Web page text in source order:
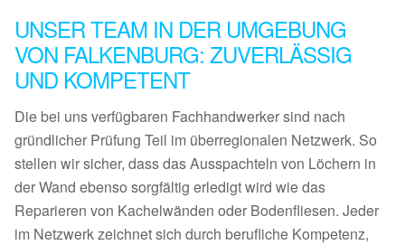
UNSER TEAM IN DER UMGEBUNG
VON FALKENBURG: ZUVERLÄSSIG
UND KOMPETENT
Die bei uns verfügbaren Fachhandwerker sind nach
gründlicher Prüfung Teil im überregionalen Netzwerk. So
stellen wir sicher, dass das Ausspachteln von Löchern in
der Wand ebenso sorgfältig erledigt wird wie das
Reparieren von Kachelwänden oder Bodenfliesen. Jeder
im Netzwerk zeichnet sich durch berufliche Kompetenz,